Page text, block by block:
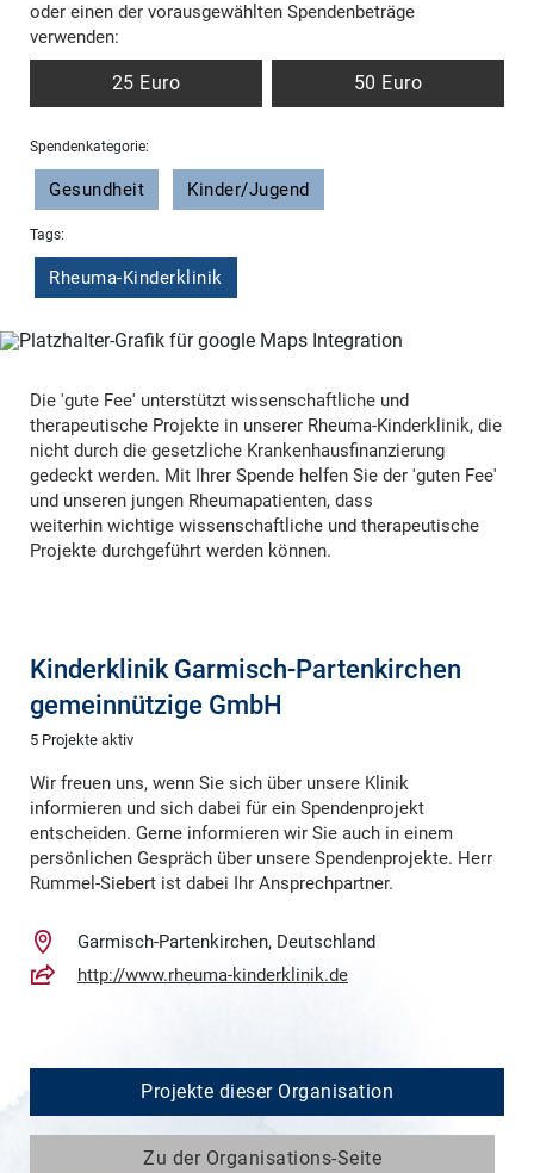
oder einen der vorausgewählten Spendenbeträge
verwenden:
25 Euro 50 Euro
Spendenkategorie:
Gesundheit Kinder/Jugend
Tags:
Rheuma-Kinderklinik
Die 'gute Fee' unterstützt wissenschaftliche und
therapeutische Projekte in unserer Rheuma-Kinderklinik, die
nicht durch die gesetzliche Krankenhausfinanzierung
gedeckt werden. Mit Ihrer Spende helfen Sie der 'guten Fee'
und unseren jungen Rheumapatienten, dass
weiterhin wichtige wissenschaftliche und therapeutische
Projekte durchgeführt werden können.
Kinderklinik Garmisch-Partenkirchen
gemeinnützige GmbH
5 Projekte aktiv
Wir freuen uns, wenn Sie sich über unsere Klinik
informieren und sich dabei für ein Spendenprojekt
entscheiden. Gerne informieren wir Sie auch in einem
persönlichen Gespräch über unsere Spendenprojekte. Herr
Rummel-Siebert ist dabei Ihr Ansprechpartner.
Garmisch-Partenkirchen, Deutschland
http://www.rheuma-kinderklinik.de
Projekte dieser Organisation
Zu der Organisations-Seite